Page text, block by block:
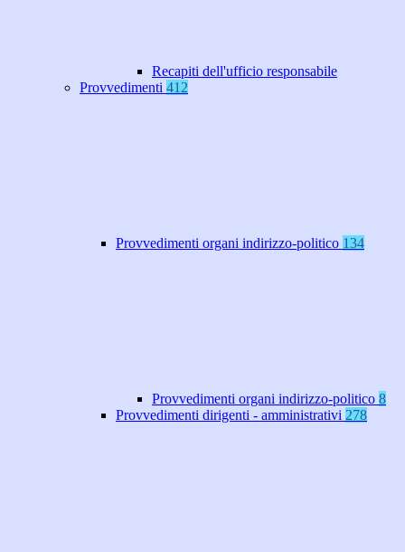
Recapiti dell'ufficio responsabile
Provvedimenti 412
Provvedimenti organi indirizzo-politico 134
Provvedimenti organi indirizzo-politico 8
Provvedimenti dirigenti - amministrativi 278